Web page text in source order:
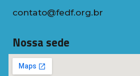
contato@fedf.org.br
Nossa sede